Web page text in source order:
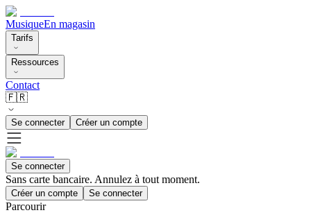
MusiqueEn magasin
Tarifs
Ressources
Contact
🇫🇷
Se connecter Créer un compte
Se connecter
Sans carte bancaire. Annulez à tout moment.
Créer un compte Se connecter
Parcourir